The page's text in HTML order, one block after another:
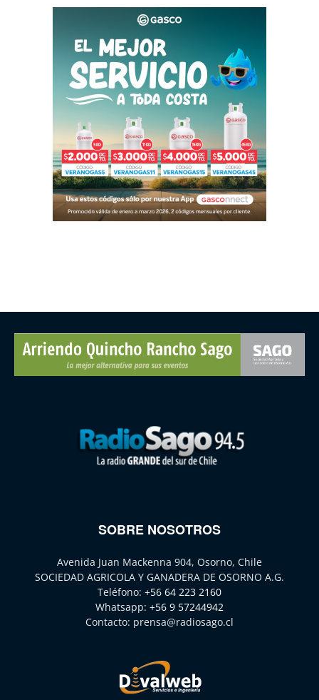
SOBRE NOSOTROS
Avenida Juan Mackenna 904, Osorno, Chile
SOCIEDAD AGRICOLA Y GANADERA DE OSORNO A.G.
Teléfono: +56 64 223 2160
Whatsapp: +56 9 57244942
Contacto: prensa@radiosago.cl